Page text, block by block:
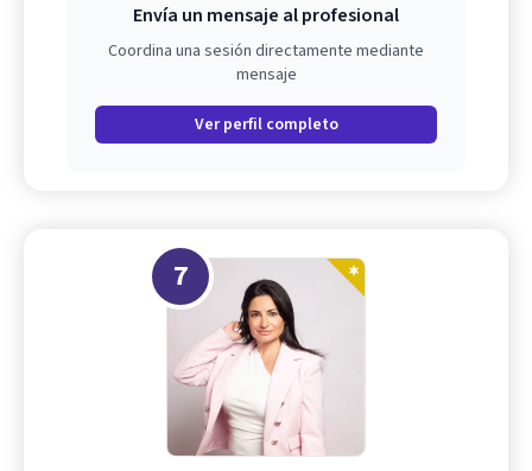
Envía un mensaje al profesional
Coordina una sesión directamente mediante
mensaje
Ver perfil completo
7